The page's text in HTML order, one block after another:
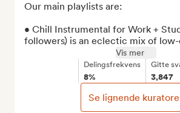
Our main playlists are:
• Chill Instrumental for Work +
followers) is an eclectic mix of
Vis mer
Delingsfrekvens
8%
Gitte
3,847
Se lignende